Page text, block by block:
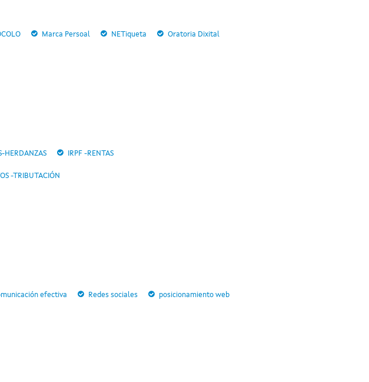
Marca Persoal NETiqueta Oratoria Dixital
HERDANZAS IRPF -RENTAS
-TRIBUTACIÓN
efectiva Redes sociales posicionamiento web